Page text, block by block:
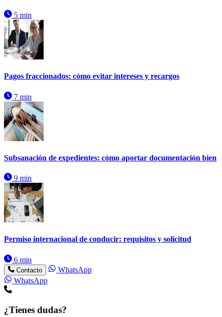
5 min
Pagos fraccionados: cómo evitar intereses y recargos
7 min
Subsanación de expedientes: cómo aportar documentación bien
9 min
Permiso internacional de conducir: requisitos y solicitud
6 min
Contacto
WhatsApp
WhatsApp
¿Tienes dudas?